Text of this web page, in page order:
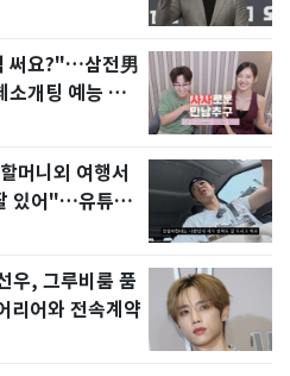
써요?"…삼전男
개팅 예능 화
머니외 여행서
있어"…유튜브
우, 그루비룸 품
리어와 전속계약